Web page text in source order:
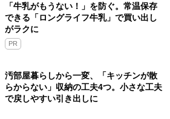
「牛乳がもうない！」を防ぐ。常温保存
できる「ロングライフ牛乳」で買い出し
がラクに
PR
汚部屋暮らしから一変、「キッチンが散
らからない」収納の工夫4つ。小さな工夫
で戻しやすい引き出しに